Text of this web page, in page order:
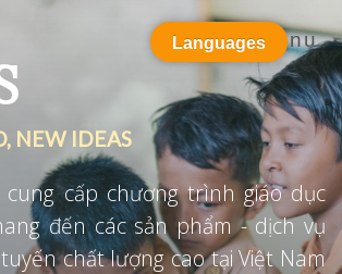
Menu
NEW IDEAS
cung cấp chương trình giáo dục
đến các sản phẩm - dịch vụ
chất lượng cao tại Việt Nam
Languages